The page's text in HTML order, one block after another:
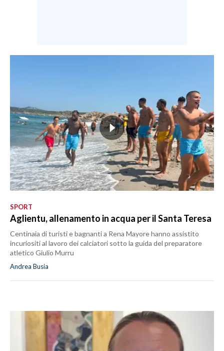
SPORT
Aglientu, allenamento in acqua per il Santa Teresa
Centinaia di turisti e bagnanti a Rena Mayore hanno assistito
incuriositi al lavoro dei calciatori sotto la guida del preparatore
atletico Giulio Murru
Andrea Busia